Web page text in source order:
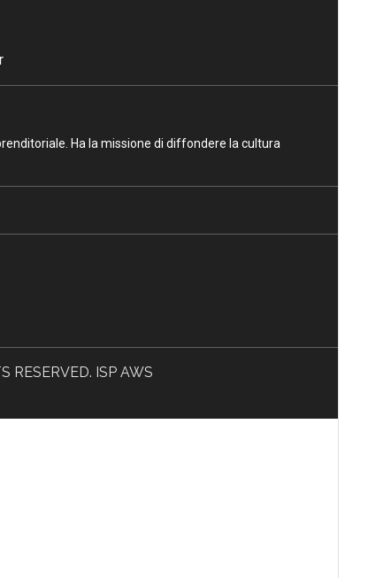
Ha la missione di diffondere la cultura
ISP AWS